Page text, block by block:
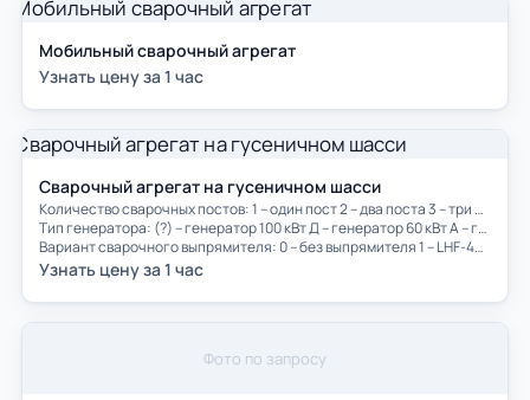
Мобильный сварочный агрегат
Узнать цену за 1 час
Сварочный агрегат на гусеничном шасси
Количество сварочных постов: 1 – один пост 2 – два поста 3 – три поста 4 – четыре поста 5 – пять постов 6 – шесть постов 7 – семь постов 8 – восемь постов
Тип генератора: (?) – генератор 100 кВт Д – генератор 60 кВт А – генератор 200 кВт Е – электроагрегат 120 кВт Б – электроагрегат 100 кВт Ж – генератор 150…160 кВт В – электроагрегат 60 кВт И – сварочный генератор Г – электроагрегат 150 кВт
Вариант сварочного выпрямителя: 0 – без выпрямителя 1 – LHF-400 2 – LINCOLN DC-400 3 – ВДМ1201-1 (ВДМ1202С) 4 – ВДМ1601 5 – ВД-306ДК 6 – KEMPPI Master 3500 7 – Invertek V350 PRO 8 – ДС 250.33 9 – комбинация из различных выпрямителей 10 – ВД-506ДК 11 – МАГМА 315 12 – ВД-306Д 13 – STT II 14 – FRONIUS 15 – MILLER XMT-350 16 – ВДУ-306МТ 17 – ДС400.33УКП «Технотрон» 18 – LincolnInvertekV-400-SX 19 – Форсаж 302 20 – Pico 300 21 – Power Wave S350 22 – ВД-32КС
Узнать цену за 1 час
Фото по запросу